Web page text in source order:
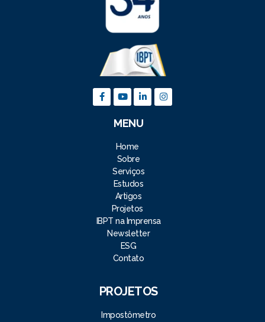
MENU
Home
Sobre
Serviços
Estudos
Artigos
Projetos
IBPT na Imprensa
Newsletter
ESG
Contato
PROJETOS
Impostômetro